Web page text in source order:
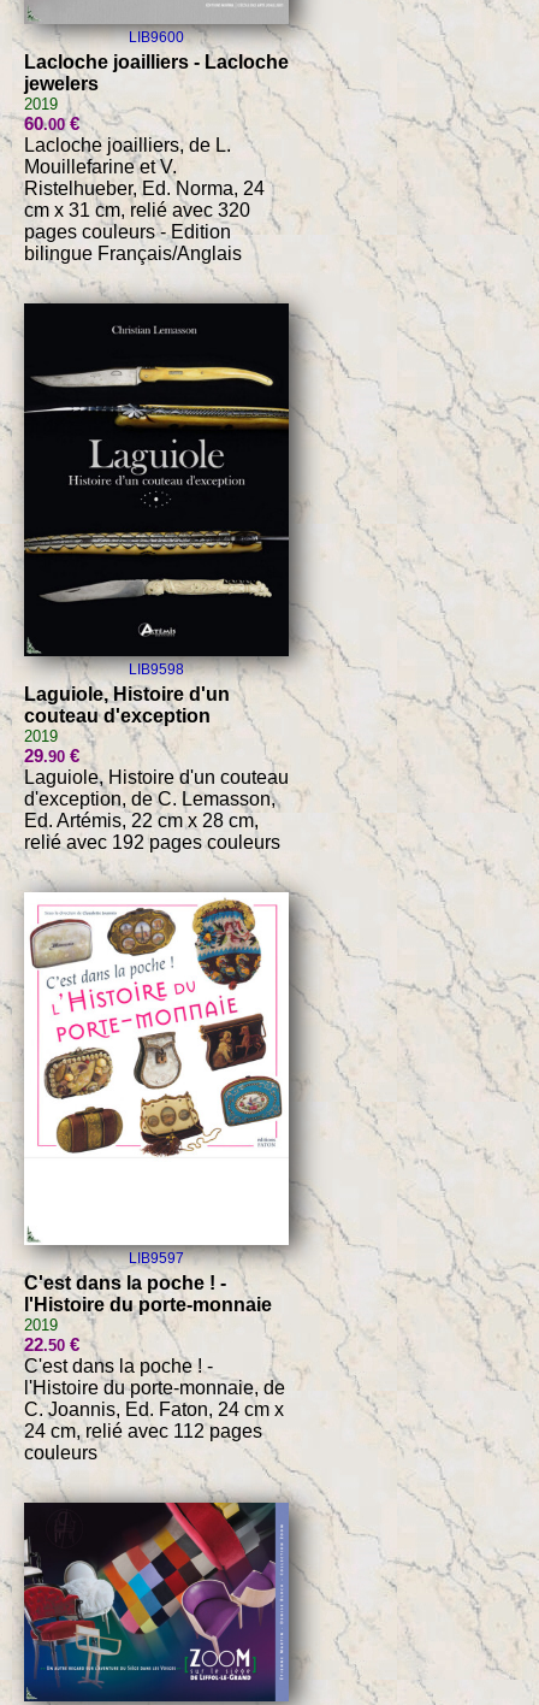
LIB9600
Lacloche joailliers - Lacloche
jewelers
2019
60.00€
Lacloche joailliers, de L.
Mouillefarine et V.
Ristelhueber, Ed. Norma, 24
cm x 31 cm, relié avec 320
pages couleurs - Edition
bilingue Français/Anglais
LIB9598
Laguiole, Histoire d'un
couteau d'exception
2019
29.90€
Laguiole, Histoire d'un couteau
d'exception, de C. Lemasson,
Ed. Artémis, 22 cm x 28 cm,
relié avec 192 pages couleurs
LIB9597
C'est dans la poche ! -
l'Histoire du porte-monnaie
2019
22.50€
C'est dans la poche ! -
l'Histoire du porte-monnaie, de
C. Joannis, Ed. Faton, 24 cm x
24 cm, relié avec 112 pages
couleurs